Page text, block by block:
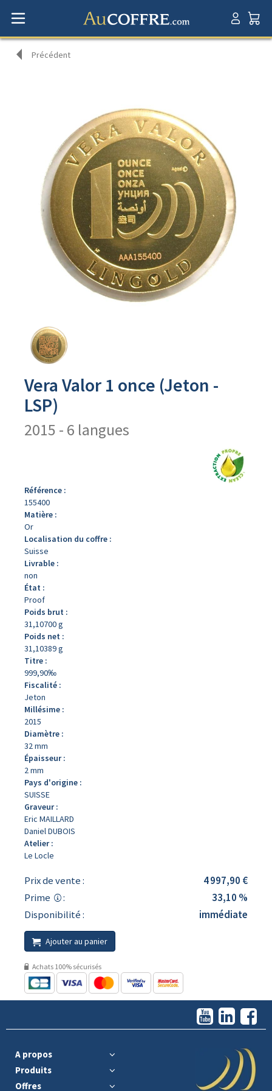
Précédent
produit
Vera Valor 1 once (Jeton -
LSP)
2015 - 6 langues
Référence :
155400
Matière :
Or
Localisation du coffre :
Suisse
Livrable :
non
État :
Proof
Poids brut :
31,10700 g
Poids net :
31,10389 g
Titre :
999,90‰
Fiscalité :
Jeton
Millésime :
2015
Diamètre :
32 mm
Épaisseur :
2 mm
Pays d'origine :
SUISSE
Graveur :
Eric MAILLARD
Daniel DUBOIS
Atelier :
Le Locle
Prix de vente :
4 997,90 €
Prime
:
33,10 %
Disponibilité :
immédiate
Ajouter au panier
Achats 100% sécurisés
A propos
Produits
Offres